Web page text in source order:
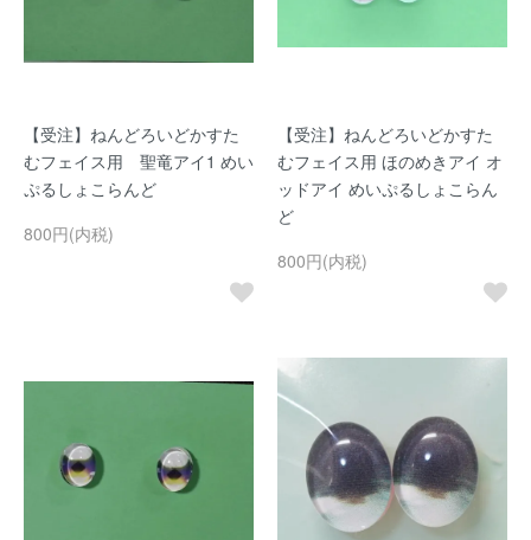
【受注】ねんどろいどかすた
むフェイス用 聖竜アイ1 めい
ぷるしょこらんど
800円(内税)
【受注】ねんどろいどかすた
むフェイス用 ほのめきアイ オ
ッドアイ めいぷるしょこらん
ど
800円(内税)